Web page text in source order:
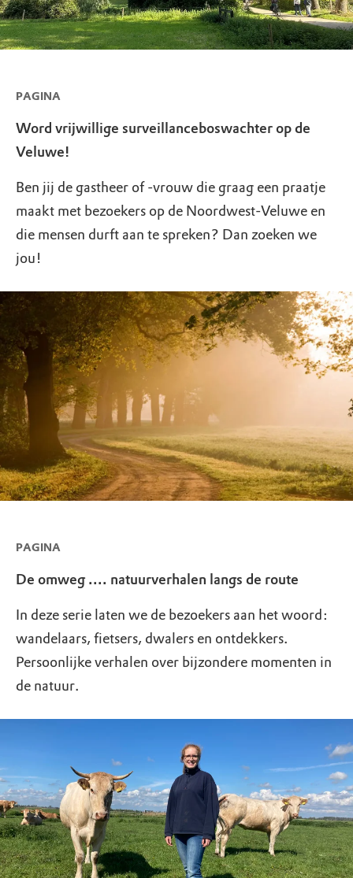
PAGINA
Word vrijwillige surveillanceboswachter op de
Veluwe!
Ben jij de gastheer of -vrouw die graag een praatje
maakt met bezoekers op de Noordwest-Veluwe en
die mensen durft aan te spreken? Dan zoeken we
jou!
PAGINA
De omweg .... natuurverhalen langs de route
In deze serie laten we de bezoekers aan het woord:
wandelaars, fietsers, dwalers en ontdekkers.
Persoonlijke verhalen over bijzondere momenten in
de natuur.